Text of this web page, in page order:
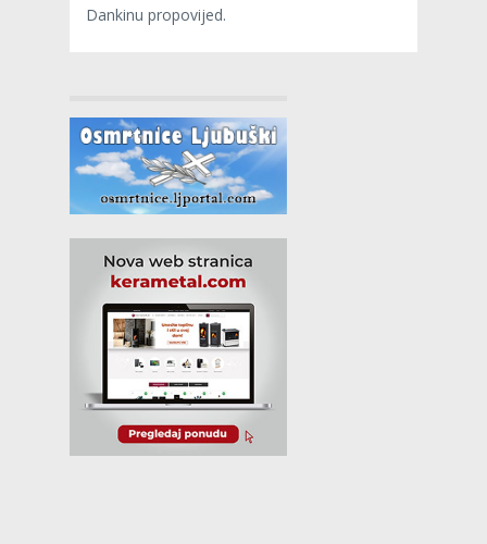
Dankinu propovijed.